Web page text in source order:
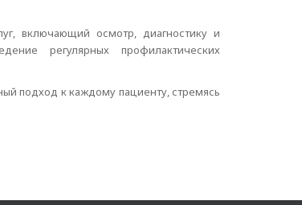
включающий осмотр, диагностику и
регулярных профилактических
подход к каждому пациенту, стремясь